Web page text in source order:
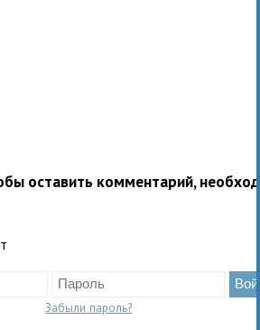
оставить комментарий,
Забыли пароль?